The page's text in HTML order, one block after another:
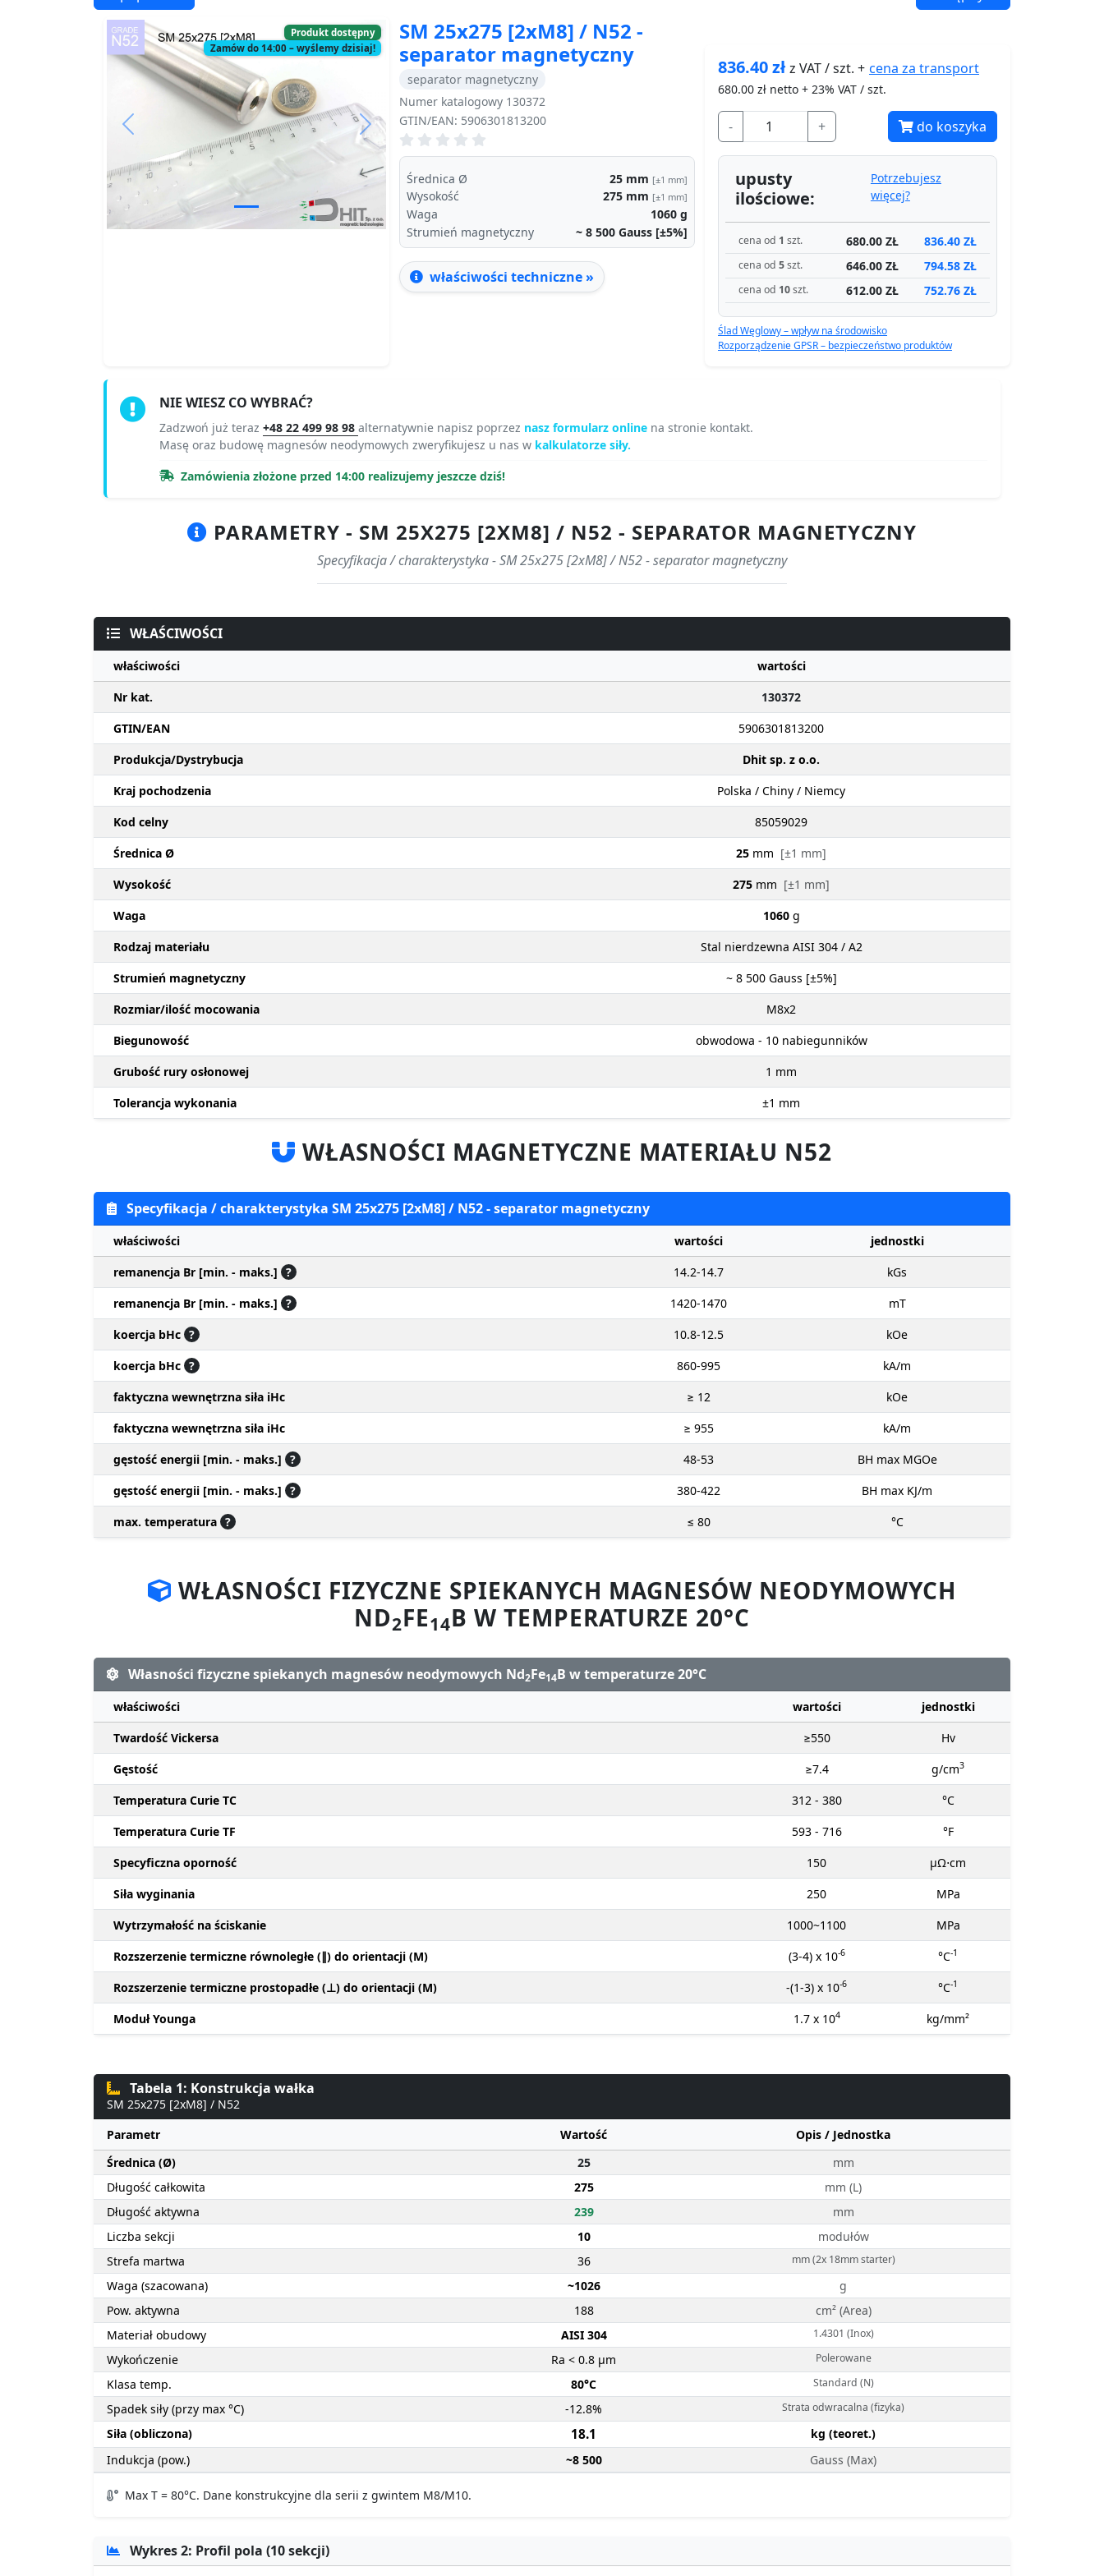
Produkt dostępny
Zamów do 14:00 – wyślemy dzisiaj!
Previous Next
SM 25x275 [2xM8] / N52 -
separator magnetyczny
separator magnetyczny
Numer katalogowy 130372
GTIN/EAN: 5906301813200
Średnica Ø 25 mm [±1 mm]
Wysokość 275 mm [±1 mm]
Waga 1060 g
Strumień magnetyczny
~ 8 500 Gauss [±5%]
właściwości techniczne »
836.40złz VAT / szt. + cena za transport
680.00 zł netto + 23% VAT / szt.
- + do koszyka
upusty
ilościowe:
Potrzebujesz
więcej?
cena od 1 szt. 680.00 ZŁ 836.40 ZŁ
cena od 5szt. 646.00 ZŁ 794.58 ZŁ
cena od 10szt. 612.00 ZŁ 752.76 ZŁ
Ślad Węglowy – wpływ na środowisko
Rozporządzenie GPSR – bezpieczeństwo produktów
NIE WIESZ CO WYBRAĆ?
Zadzwoń już teraz +48 22 499 98 98 alternatywnie napisz poprzez nasz formularz online na stronie kontakt.
Masę oraz budowę magnesów neodymowych zweryfikujesz u nas w kalkulatorze siły.
Zamówienia złożone przed 14:00 realizujemy jeszcze dziś!
PARAMETRY - SM 25X275 [2XM8] / N52 - SEPARATOR MAGNETYCZNY
Specyfikacja / charakterystyka - SM 25x275 [2xM8] / N52 - separator magnetyczny
WŁAŚCIWOŚCI
właściwości
wartości
Nr kat.
130372
GTIN/EAN
5906301813200
Produkcja/Dystrybucja
Dhit sp. z o.o.
Kraj pochodzenia
Polska / Chiny / Niemcy
Kod celny
85059029
Średnica Ø
25 mm [±1 mm]
Wysokość
275 mm [±1 mm]
Waga
1060 g
Rodzaj materiału
Stal nierdzewna AISI 304 / A2
Strumień magnetyczny
~ 8 500 Gauss [±5%]
Rozmiar/ilość mocowania
M8x2
Biegunowość
obwodowa - 10 nabiegunników
Grubość rury osłonowej
1 mm
Tolerancja wykonania
±1 mm
WŁASNOŚCI MAGNETYCZNE MATERIAŁU N52
Specyfikacja / charakterystyka SM 25x275 [2xM8] / N52 - separator magnetyczny
właściwości wartości
jednostki
remanencja Br [min. - maks.] ? 14.2-14.7
kGs
remanencja Br [min. - maks.] ? 1420-1470
mT
koercja bHc ? 10.8-12.5
kOe
koercja bHc ? 860-995
kA/m
faktyczna wewnętrzna siła iHc
≥ 12
kOe
faktyczna wewnętrzna siła iHc
≥ 955
kA/m
gęstość energii [min. - maks.] ? 48-53
BH max MGOe
gęstość energii [min. - maks.] ? 380-422
BH max KJ/m
max. temperatura ? ≤ 80 °C
WŁASNOŚCI FIZYCZNE SPIEKANYCH MAGNESÓW NEODYMOWYCH
ND2FE14B W TEMPERATURZE 20°C
Własności fizyczne spiekanych magnesów neodymowych Nd2Fe14B w temperaturze 20°C
właściwości wartości
jednostki
Twardość Vickersa
≥550
Hv
Gęstość
≥7.4 g/cm3
Temperatura Curie TC 312 - 380
°C
Temperatura Curie TF
593 - 716
°F
Specyficzna oporność
150
μΩ⋅cm
Siła wyginania
250
MPa
Wytrzymałość na ściskanie
1000~1100
MPa
Rozszerzenie termiczne równoległe (∥) do orientacji (M)
(3-4) x 10-6 °C-1
Rozszerzenie termiczne prostopadłe (⊥) do orientacji (M) -(1-3) x 10-6 °C-1
Moduł Younga 1.7 x 104 kg/mm²
Tabela 1: Konstrukcja wałka
SM 25x275 [2xM8] / N52
Parametr
Wartość
Opis / Jednostka
Średnica (Ø)
25
mm
Długość całkowita
275
mm (L)
Długość aktywna
239
mm
Liczba sekcji
10
modułów
Strefa martwa
36 mm (2x 18mm starter)
Waga (szacowana) ~1026
g
Pow. aktywna
188
cm² (Area)
Materiał obudowy
AISI 304 1.4301 (Inox)
Wykończenie Ra < 0.8 µm Polerowane
Klasa temp. 80°C Standard (N)
Spadek siły (przy max °C) -12.8% Strata odwracalna (fizyka)
Siła (obliczona) 18.1
kg (teoret.)
Indukcja (pow.)
~8 500 Gauss (Max)
Max T = 80°C. Dane konstrukcyjne dla serii z gwintem M8/M10.
Wykres 2: Profil pola (10 sekcji)